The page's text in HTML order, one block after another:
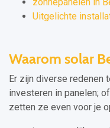
zonnepanelen in
Uitgelichte
Waarom solar
Er zijn diverse redenen
investeren in panelen;
zetten ze even voor je